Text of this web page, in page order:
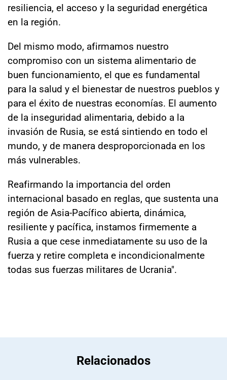
resiliencia, el acceso y la seguridad energética
en la región.
Del mismo modo, afirmamos nuestro
compromiso con un sistema alimentario de
buen funcionamiento, el que es fundamental
para la salud y el bienestar de nuestros pueblos y
para el éxito de nuestras economías. El aumento
de la inseguridad alimentaria, debido a la
invasión de Rusia, se está sintiendo en todo el
mundo, y de manera desproporcionada en los
más vulnerables.
Reafirmando la importancia del orden
internacional basado en reglas, que sustenta una
región de Asia-Pacífico abierta, dinámica,
resiliente y pacífica, instamos firmemente a
Rusia a que cese inmediatamente su uso de la
fuerza y retire completa e incondicionalmente
todas sus fuerzas militares de Ucrania".
Relacionados